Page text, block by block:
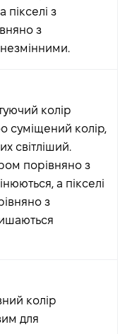
пікселі з
з
колір
суміщений колір,
світліший.
порівняно з
а пікселі
з
колір
для